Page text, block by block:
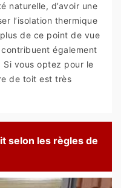
naturelle, d’avoir une
l’isolation thermique
de ce point de vue
également
Si vous optez pour le
de toit est très
selon les règles de